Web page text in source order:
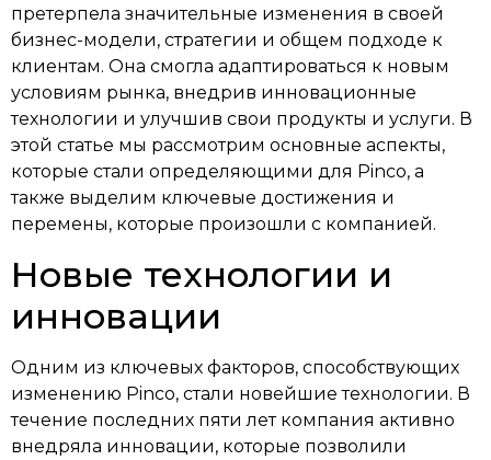
претерпела значительные изменения в своей
бизнес-модели, стратегии и общем подходе к
клиентам. Она смогла адаптироваться к новым
условиям рынка, внедрив инновационные
технологии и улучшив свои продукты и услуги. В
этой статье мы рассмотрим основные аспекты,
которые стали определяющими для Pinco, а
также выделим ключевые достижения и
перемены, которые произошли с компанией.
Новые технологии и
инновации
Одним из ключевых факторов, способствующих
изменению Pinco, стали новейшие технологии. В
течение последних пяти лет компания активно
внедряла инновации, которые позволили